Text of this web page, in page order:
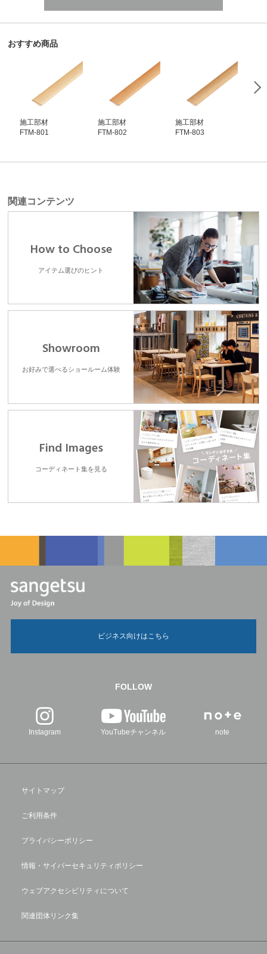
おすすめ商品
施工部材
FTM-801
施工部材
FTM-802
施工部材
FTM-803
関連コンテンツ
How to Choose
アイテム選びのヒント
Showroom
お好みで選べるショールーム体験
Find Images
コーディネート集を見る
ビジネス向けはこちら
FOLLOW
Instagram YouTubeチャンネル note
サイトマップ
ご利用条件
プライバシーポリシー
情報・サイバーセキュリティポリシー
ウェブアクセシビリティについて
関連団体リンク集